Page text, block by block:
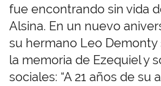
fue encontrando sin vida
Alsina. En un nuevo
su hermano Leo Demonty
la memoria de Ezequiel y
sociales: “A 21 años de su